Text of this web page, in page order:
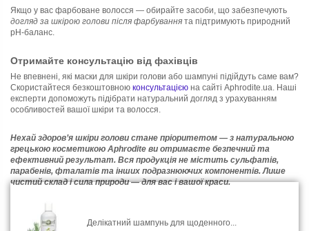
Якщо у вас фарбоване волосся — обирайте засоби, що забезпечують
догляд за шкірою голови після фарбування та підтримують природний
pH-баланс.
Отримайте консультацію від фахівців
Не впевнені, які маски для шкіри голови або шампуні підійдуть саме вам?
Скористайтеся безкоштовною консультацією на сайті Aphrodite.ua. Наші
експерти допоможуть підібрати натуральний догляд з урахуванням
особливостей вашої шкіри та волосся.
Нехай здоров’я шкіри голови стане пріоритетом — з натуральною
грецькою косметикою Aphrodite ви отримаєте безпечний та
ефективний результат. Вся продукція не містить сульфатів,
парабенів, фталатів та інших подразнюючих компонентів. Лише
чистий склад і сила природи — для вас і вашої краси.
Делікатний шампунь для щоденного...